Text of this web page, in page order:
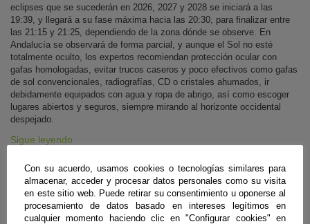
eclipses que se sucederán en 2026, 2027 y 2028 se iniciará a las
19:39, y llegará a su fase máxima hacia las 20:30, para finalizar entre
las 21:15 y 21:25, dependiendo de la zona dónde se observe. En
Andalucía se observará de forma parcial, y aunque el Sol no esté
totalmente oculto, los expertos recomiendan protección ocular con
gafas homologadas, evitar trucos caseros y poco efectivos como gafas
de sol convencionales, radiografías, CD o cristales ahumados, ir
debidamente equipados con agua y ropa de abrigo, así como escoger
lugares abiertos y seguros, siempre mirando al horizonte occidental
despejado.
Sigue leyendo
#CienciaDirecta
Con su acuerdo, usamos cookies o tecnologías similares para
almacenar, acceder y procesar datos personales como su visita
en este sitio web. Puede retirar su consentimiento u oponerse al
procesamiento de datos basado en intereses legítimos en
cualquier momento haciendo clic en "Configurar cookies" en